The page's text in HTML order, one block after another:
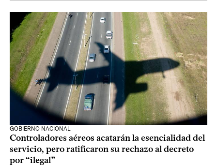
GOBIERNO NACIONAL
Controladores aéreos acatarán la esencialidad del
servicio, pero ratificaron su rechazo al decreto
por “ilegal”